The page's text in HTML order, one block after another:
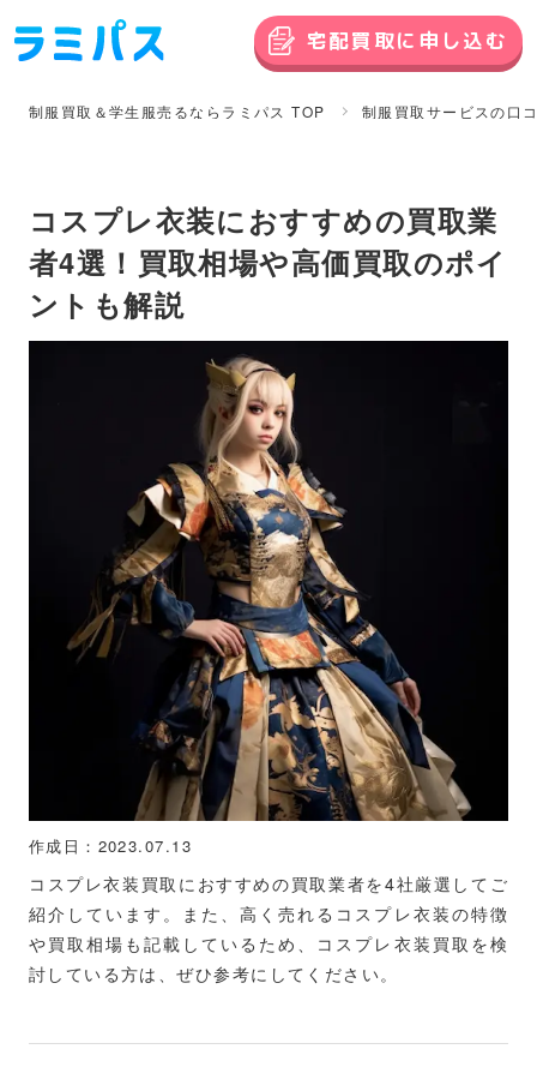
宅配買取に申し込む
制服買取＆学生服売るならラミパス TOP 制服買取サービスの口
コスプレ衣装におすすめの買取業
者4選！買取相場や高価買取のポイ
ントも解説
作成日：2023.07.13
コスプレ衣装買取におすすめの買取業者を4社厳選してご
紹介しています。また、高く売れるコスプレ衣装の特徴
や買取相場も記載しているため、コスプレ衣装買取を検
討している方は、ぜひ参考にしてください。